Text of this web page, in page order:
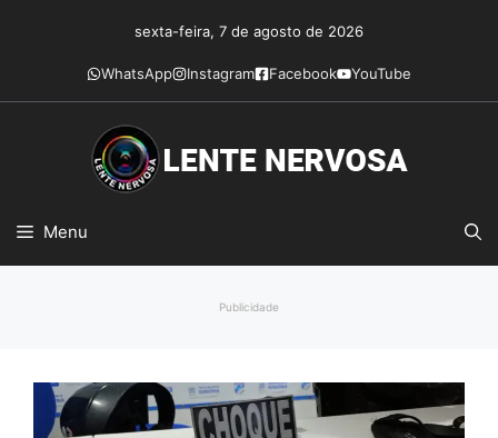
conteúdo
sexta-feira, 7 de agosto de 2026
WhatsApp Instagram Facebook YouTube
Menu
Publicidade